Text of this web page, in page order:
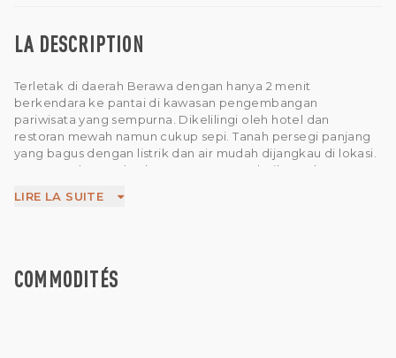
LA DESCRIPTION
Terletak di daerah Berawa dengan hanya 2 menit
berkendara ke pantai di kawasan pengembangan
pariwisata yang sempurna. Dikelilingi oleh hotel dan
restoran mewah namun cukup sepi. Tanah persegi panjang
yang bagus dengan listrik dan air mudah dijangkau di lokasi.
Area yang bagus dan kesempatan yang baik untuk
pengembangan pribadi. Tersedia untuk masa sewa selama
LIRE LA SUITE
COMMODITÉS